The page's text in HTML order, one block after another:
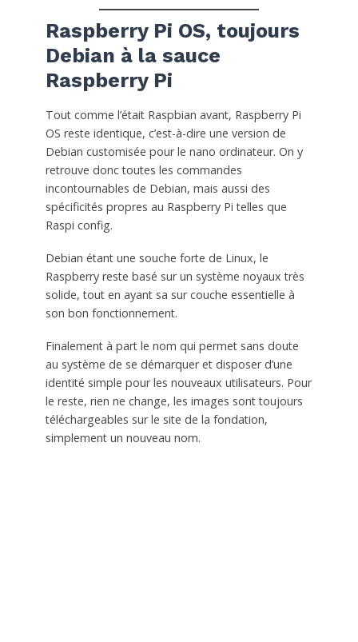
Raspberry Pi OS, toujours
Debian à la sauce
Raspberry Pi
Tout comme l’était Raspbian avant, Raspberry Pi
OS reste identique, c’est-à-dire une version de
Debian customisée pour le nano ordinateur. On y
retrouve donc toutes les commandes
incontournables de Debian, mais aussi des
spécificités propres au Raspberry Pi telles que
Raspi config.
Debian étant une souche forte de Linux, le
Raspberry reste basé sur un système noyaux très
solide, tout en ayant sa sur couche essentielle à
son bon fonctionnement.
Finalement à part le nom qui permet sans doute
au système de se démarquer et disposer d’une
identité simple pour les nouveaux utilisateurs. Pour
le reste, rien ne change, les images sont toujours
téléchargeables sur le site de la fondation,
simplement un nouveau nom.